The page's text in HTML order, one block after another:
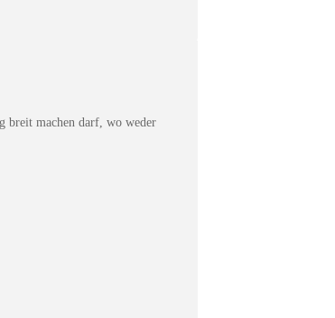
breit machen darf, wo weder